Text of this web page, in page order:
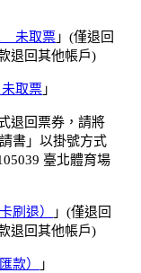
_ 未取票 」(僅退回
退回其他帳戶)
未取票 」
退回票券，請將
書」以掛號方式
臺北體育場
刷退）
」(僅退回
退回其他帳戶)
款） 」